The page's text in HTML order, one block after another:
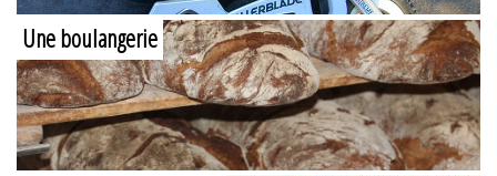
Une boulangerie